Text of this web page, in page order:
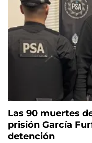
Las 90 muertes
prisión García
detención